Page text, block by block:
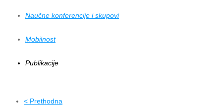
Naučne konferencije i skupovi
Mobilnost
Publikacije
< Prethodna